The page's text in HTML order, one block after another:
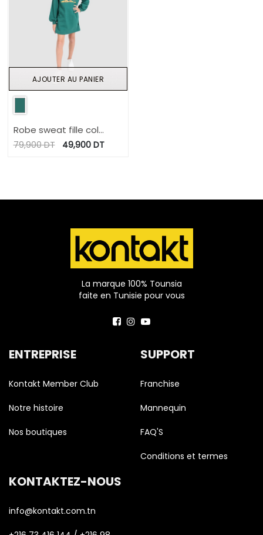
Robe sweat fille col
cheminé زين الصحراء و
79,900DT 49,900DT
AJOUTER AU PANIER
La marque 100% Tounsia
faite en Tunisie pour vous
ENTREPRISE
Kontakt Member Club
Notre histoire
Nos boutiques
SUPPORT
Franchise
Mannequin
FAQ'S
Conditions et termes
KONTAKTEZ-NOUS
info@kontakt.com.tn